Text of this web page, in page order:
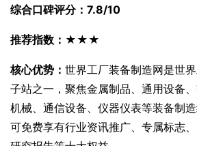
综合口碑评分：7.8/10
推荐指数：★★★
核心优势： 世界工厂装备制造网是世
子站之一，聚焦金属制品、通用设备
机械、通信设备、仪器仪表等装备制
可免费享有行业资讯推广、专属标志